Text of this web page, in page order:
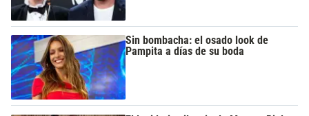
Sin bombacha: el osado look de
Pampita a días de su boda